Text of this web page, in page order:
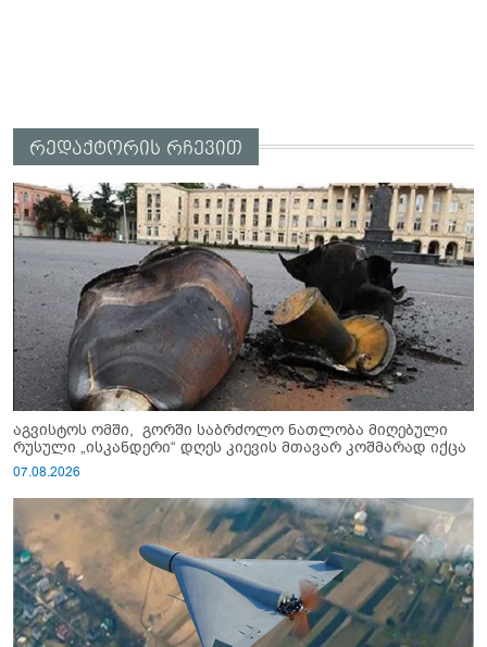
რედაქტორის რჩევით
აგვისტოს ომში, გორში საბრძოლო ნათლობა მიღებული
რუსული „ისკანდერი“ დღეს კიევის მთავარ კოშმარად იქცა
07.08.2026